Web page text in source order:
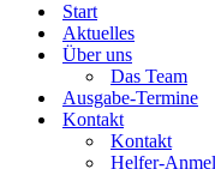
Start
Aktuelles
Über uns
Das Team
Ausgabe-Termine
Kontakt
Kontakt
Helfer-